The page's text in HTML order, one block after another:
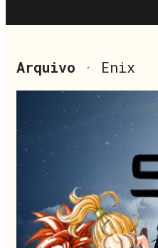
Arquivo · Enix